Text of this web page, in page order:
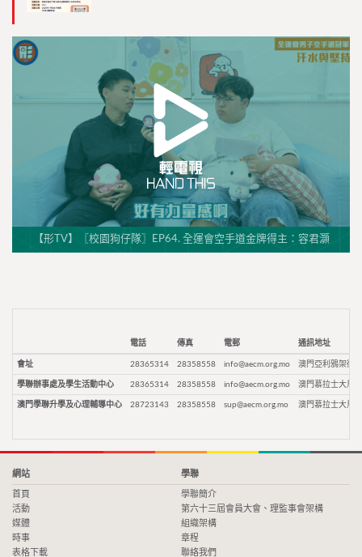
【形TV】〖校園狗仔隊〗EP64. 全運會空手道金牌得主：容君灝
電話 傳真 電郵 通訊地址
會址 28365314 28358558 info@aecm.org.mo 澳門亞利鴉架街9
學聯辦事處及學生活動中心 28365314 28358558 info@aecm.org.mo 澳門慕拉士大馬
澳門學聯升學及心理輔導中心 28723143 28358558 sup@aecm.org.mo 澳門慕拉士大馬
網站
首頁
活動
媒體
時事
表格下載
學聯
學聯簡介
第六十三屆會員大會、理監事會架構
組織架構
章程
聯絡我們